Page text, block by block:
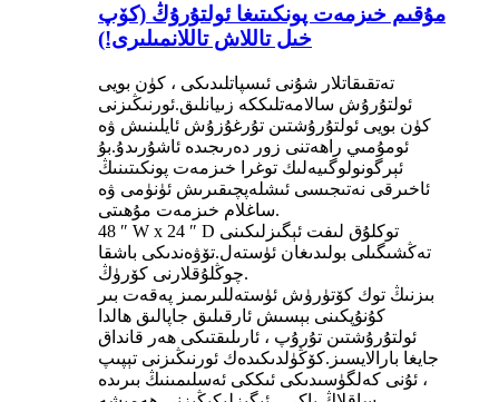
مۇقىم خىزمەت پونكىتىغا ئولتۇرۇڭ (كۆپ
خىل تاللاش تاللانمىلىرى!)
تەتقىقاتلار شۇنى ئىسپاتلىدىكى ، كۈن بويى
ئولتۇرۇش سالامەتلىككە زىيانلىق.ئورنىڭىزنى
كۈن بويى ئولتۇرۇشتىن تۇرغۇزۇش ئايلىنىش ۋە
ئومۇمىي راھەتنى زور دەرىجىدە ئاشۇرىدۇ.بۇ
ئېرگونولوگىيەلىك توغرا خىزمەت پونكىتىنىڭ
ئاخىرقى نەتىجىسى ئىشلەپچىقىرىش ئۈنۈمى ۋە
ساغلام خىزمەت مۇھىتى.
48 ″ W x 24 ″ D توكلۇق لىفت ئېگىزلىكىنى
تەڭشىگىلى بولىدىغان ئۈستەل.تۆۋەندىكى باشقا
چوڭلۇقلارنى كۆرۈڭ.
بىزنىڭ توك كۆتۈرۈش ئۈستەللىرىمىز پەقەت بىر
كۇنۇپكىنى بېسىش ئارقىلىق جاپالىق ھالدا
ئولتۇرۇشتىن تۇرۇپ ، ئارىلىقتىكى ھەر قانداق
جايغا بارالايسىز.كۆڭۈلدىكىدەك ئورنىڭىزنى تېپىپ
، ئۇنى كەلگۈسىدىكى ئىككى ئەسلىمىنىڭ بىرىدە